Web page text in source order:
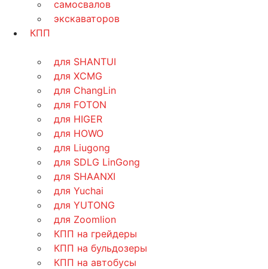
самосвалов
экскаваторов
КПП
для SHANTUI
для XCMG
для ChangLin
для FOTON
для HIGER
для HOWO
для Liugong
для SDLG LinGong
для SHAANXI
для Yuchai
для YUTONG
для Zoomlion
КПП на грейдеры
КПП на бульдозеры
КПП на автобусы